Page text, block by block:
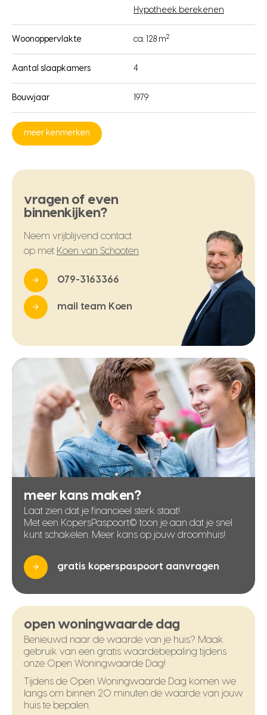
Hypotheek berekenen
Woonoppervlakte ca. 128 m2
Aantal slaapkamers 4
Bouwjaar 1979
meer kenmerken
vragen of even
binnenkijken?
Neem vrijblijvend contact
op met Koen van Schooten
079-3163366
mail team Koen
meer kans maken?
Laat zien dat je financieel sterk staat!
Met een KopersPaspoort© toon je aan dat je snel
kunt schakelen. Meer kans op jouw droomhuis!
gratis koperspaspoort aanvragen
open woningwaarde dag
Benieuwd naar de waarde van je huis? Maak
gebruik van een gratis waardebepaling tijdens
onze Open Woningwaarde Dag!
Tijdens de Open Woningwaarde Dag komen we
langs om binnen 20 minuten de waarde van jouw
huis te bepalen.